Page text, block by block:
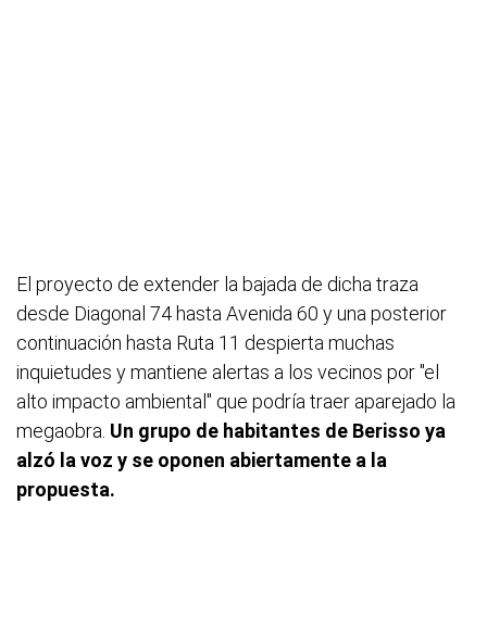
El proyecto de extender la bajada de dicha traza
desde Diagonal 74 hasta Avenida 60 y una posterior
continuación hasta Ruta 11 despierta muchas
inquietudes y mantiene alertas a los vecinos por "el
alto impacto ambiental" que podría traer aparejado la
megaobra. Un grupo de habitantes de Berisso ya
alzó la voz y se oponen abiertamente a la
propuesta.